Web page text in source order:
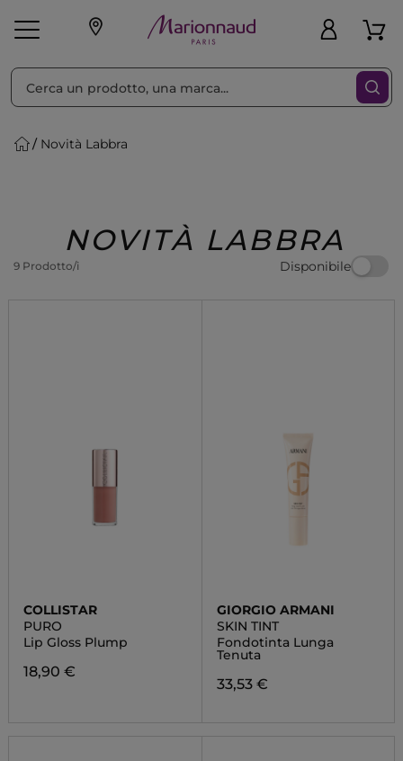
Make-up
Capelli Regalo
Novità Labbra
NOVITÀ LABBRA
9 Prodotto/i Disponibile
Ordina per Filtra
COLLISTAR
PURO
Lip Gloss Plump
18,90 €
GIORGIO ARMANI
SKIN TINT
Fondotinta Lunga
Tenuta
33,53 €